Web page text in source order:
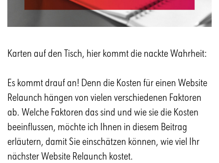
Karten auf den Tisch, hier kommt die nackte Wahrheit:
Es kommt drauf an! Denn die Kosten für einen Website
Relaunch hängen von vielen verschiedenen Faktoren
ab. Welche Faktoren das sind und wie sie die Kosten
beeinflussen, möchte ich Ihnen in diesem Beitrag
erläutern, damit Sie einschätzen können, wie viel Ihr
nächster Website Relaunch kostet.